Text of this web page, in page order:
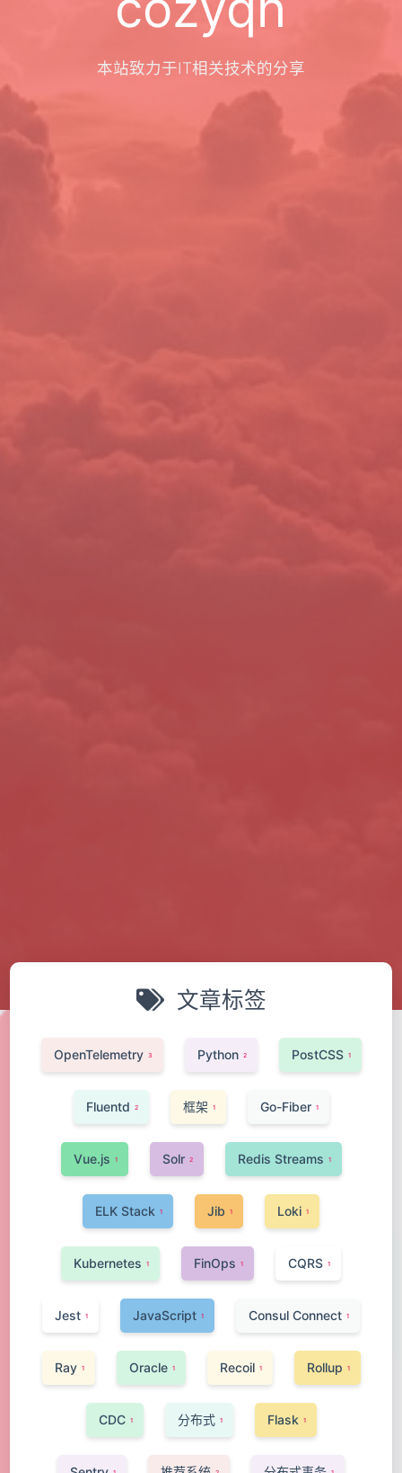
本站致力于IT相关技术的分享
文章标签
OpenTelemetry 3 Python 2 PostCSS 1
Fluentd 2 框架 1 Go-Fiber 1
Vue.js 1 Solr 2 Redis Streams 1
ELK Stack 1 Jib 1 Loki 1
Kubernetes 1 FinOps 1 CQRS 1
Jest 1 JavaScript 1 Consul Connect 1
Ray 1 Oracle 1 Recoil 1 Rollup 1
CDC 1 分布式 1 Flask 1